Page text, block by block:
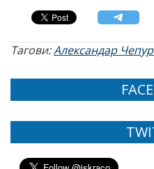
Тагови:Александар